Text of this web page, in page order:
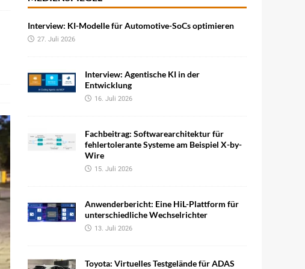
Interview: KI-Modelle für Automotive-SoCs optimieren
27. Juli 2026
Interview: Agentische KI in der
Entwicklung
16. Juli 2026
Fachbeitrag: Softwarearchitektur für
fehlertolerante Systeme am Beispiel X-by-
Wire
15. Juli 2026
Anwenderbericht: Eine HiL-Plattform für
unterschiedliche Wechselrichter
13. Juli 2026
Toyota: Virtuelles Testgelände für ADAS